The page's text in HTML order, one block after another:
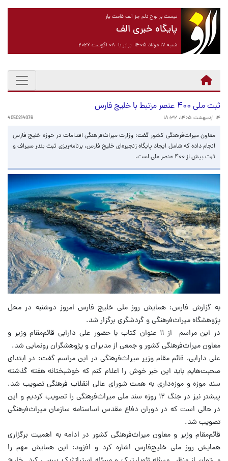
نیست بر لوح دلم جز الف قامت یار
پایگاه خبری الف
شنبه ۱۷ مرداد ۱۴۰۵ برابر با ۰۸ آگوست ۲۰۲۶
ثبت ملی ۴۰۰ عنصر مرتبط با خلیج فارس
۱۴ اردیبهشت ۱۴۰۵، ۱۸:۳۲ 4050214076
معاون میراث‌فرهنگی کشور گفت: وزارت میراث‌فرهنگی اقدامات در حوزه خلیج فارس
انجام داده که شامل ایجاد پایگاه زنجیره‌ای خلیج فارس، برنامه‌ریزی ثبت بندر سیراف و
ثبت بیش از ۴۰۰ عنصر ملی است.
به گزارش فارس: همایش روز ملی خلیج فارس امروز دوشنبه در محل
پژوهشگاه میراث‌فرهنگی و گردشگری برگزار شد.
در این مراسم از ۱۱ عنوان کتاب با حضور علی دارابی قائم‌مقام وزیر و
معاون میراث‌فرهنگی کشور و جمعی از مدیران و پژوهشگران رونمایی شد.
علی دارابی، قائم مقام وزیر میراث‌فرهنگی در این مراسم گفت: در ابتدای
صحبت‌هایم باید این خبر خوش را اعلام کنم که خوشبختانه هفته گذشته
سند موزه و موزه‌داری به همت شورای عالی انقلاب فرهنگی تصویب شد.
پیشتر نیز در جنگ ۱۲ روزه سند ملی میراث‌فرهنگی را تصویب کردیم و این
در حالی است که در دوران دفاع مقدس اساسنامه سازمان میراث‌فرهنگی
تصویب شد.
قائم‌مقام وزیر و معاون میراث‌فرهنگی کشور در ادامه به اهمیت برگزاری
همایش روز ملی خلیج‌فارس اشاره کرد و افزود: این همایش مهم را